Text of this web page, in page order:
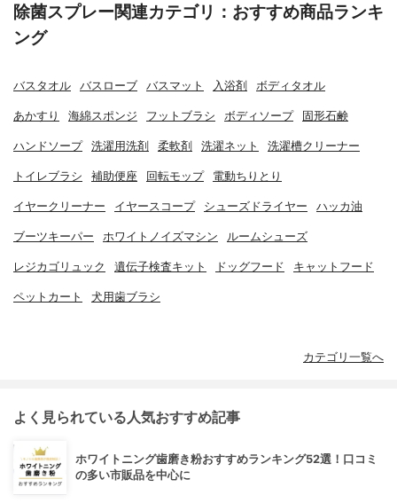
除菌スプレー関連カテゴリ：おすすめ商品ランキ
ング
バスタオル バスローブ バスマット 入浴剤 ボディタオル
あかすり 海綿スポンジ フットブラシ ボディソープ 固形石鹸
ハンドソープ 洗濯用洗剤 柔軟剤 洗濯ネット 洗濯槽クリーナー
トイレブラシ 補助便座 回転モップ 電動ちりとり
イヤークリーナー イヤースコープ シューズドライヤー ハッカ油
ブーツキーパー ホワイトノイズマシン ルームシューズ
レジカゴリュック 遺伝子検査キット ドッグフード キャットフード
ペットカート 犬用歯ブラシ
カテゴリ一覧へ
よく見られている人気おすすめ記事
ホワイトニング歯磨き粉おすすめランキング52選！口コミ
の多い市販品を中心に